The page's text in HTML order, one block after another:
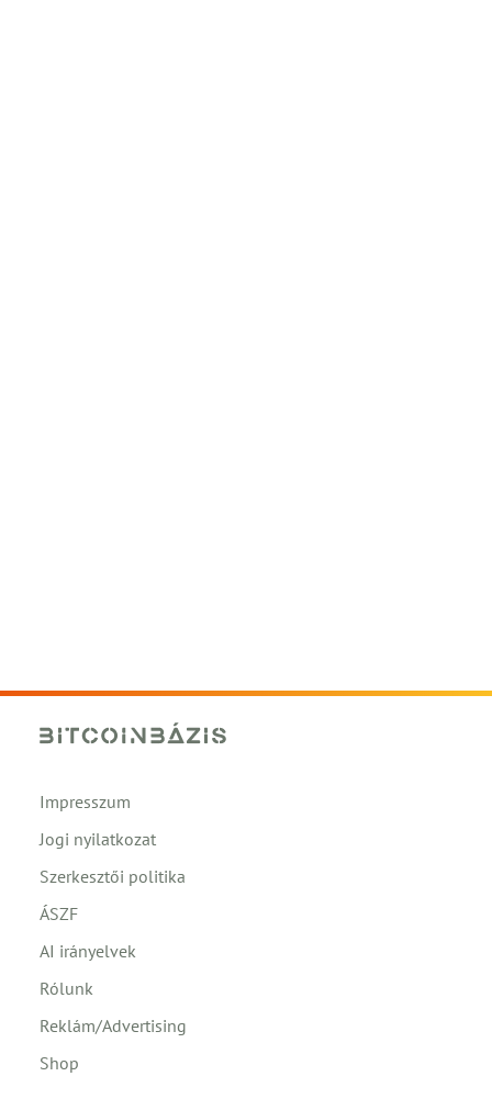
Impresszum
Jogi nyilatkozat
Szerkesztői politika
ÁSZF
AI irányelvek
Rólunk
Reklám/Advertising
Shop